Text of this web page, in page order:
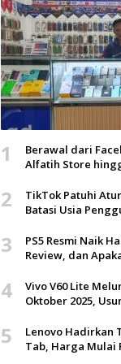
1
Berawal dari
Alfatih Store
2
TikTok Patuhi
Batasi Usia
3
PS5 Resmi Naik
Review, dan
4
Vivo V60 Lite
Oktober 2025,
5
Lenovo Hadirkan
Tab, Harga Mulai